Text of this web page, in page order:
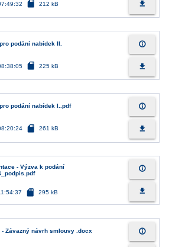
sd_card 212 kB file_download
podání nabídek II.
sd_card 225 kB
info_outline
file_download
podání nabídek I..pdf
sd_card 261 kB
info_outline
file_download
- Výzva k podání
sd_card 295 kB
info_outline
file_download
Závazný návrh smlouvy .docx info_outline